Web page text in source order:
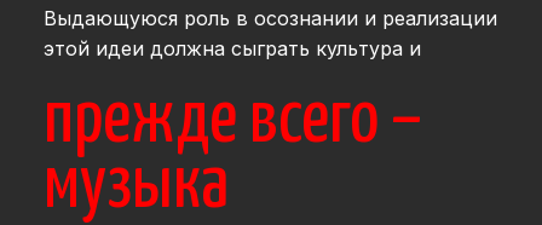
Выдающуюся роль в осознании и реализации
этой идеи должна сыграть культура и
прежде всего –
музыка